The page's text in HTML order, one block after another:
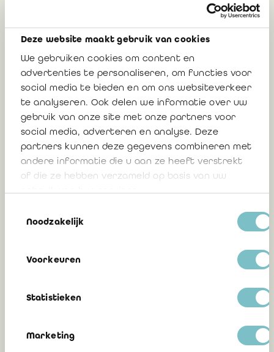
Deze website maakt gebruik van cookies
We gebruiken cookies om content en
advertenties te personaliseren, om functies voor
social media te bieden en om ons websiteverkeer
te analyseren. Ook delen we informatie over uw
gebruik van onze site met onze partners voor
social media, adverteren en analyse. Deze
partners kunnen deze gegevens combineren met
andere informatie die u aan ze heeft verstrekt
of die ze hebben verzameld op basis van uw
Noodzakelijk
Voorkeuren
Statistieken
Marketing
Het IBR ondersteunt haar collega's in de
Democratische Republiek Congo bij hun
toetreding tot de IFAC
Fernand Maillard, bedrijfsrevisor
30 januari 2026
global survey of SMEs about
8 mei 2025